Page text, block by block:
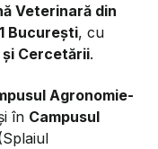
Veterinară din
București, cu
Cercetării.
Agronomie-
în Campusul